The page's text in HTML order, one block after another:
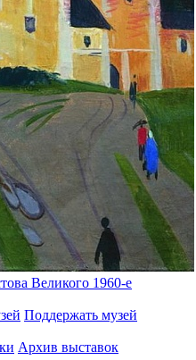
Великого 1960-е
Поддержать музей
Архив выставок